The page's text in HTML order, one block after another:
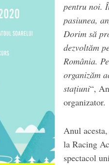
pentru noi.
pasiunea,
Dorim să
dezvoltăm
România.
organizăm
stațiuni“,
organizator.
Anul
la Racing
spectacol